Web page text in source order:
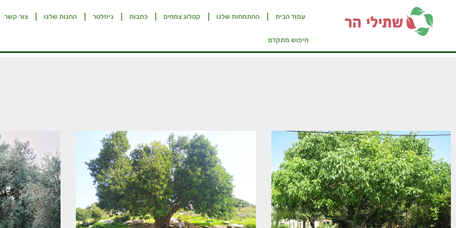
עמוד הבית ההתמחות שלנו קטלוג צמחים כתבות ניוזלטר החנות שלנו צור קשר
חיפוש מתקדם